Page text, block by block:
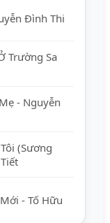
Đình Thi
Trường Sa
- Nguyễn
(Sương
- Tố Hữu